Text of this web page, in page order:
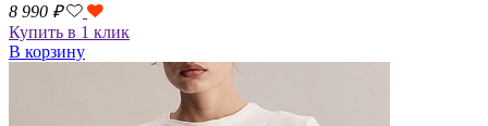
8 990 ₽
Купить в 1 клик
В корзину